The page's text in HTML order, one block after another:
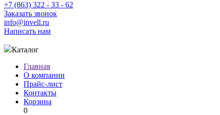
+7 (863) 322 - 33 - 62
Заказать звонок
info@invell.ru
Написать нам
Каталог
Главная
О компании
Прайс-лист
Контакты
Корзина
0